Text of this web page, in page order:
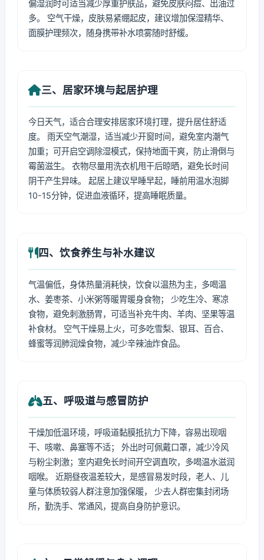
偏湿润时可适当减少厚重护肤品，避免皮肤闷痘、出油过
多。 空气干燥，皮肤易紧绷起皮，建议增加保湿精华、
面膜护理频次，随身携带补水喷雾随时舒缓。
三、居家环境与起居护理
今日天气，适合合理安排居家环境打理，提升居住舒适
度。 雨天空气潮湿，适当减少开窗时间，避免室内潮气
加重；可开启空调除湿模式，保持地面干爽，防止滑倒与
霉菌滋生。 衣物尽量用洗衣机甩干后晾晒，避免长时间
阴干产生异味。 起居上建议早睡早起，睡前用温水泡脚
10-15分钟，促进血液循环，提高睡眠质量。
四、饮食养生与补水建议
气温偏低，身体热量消耗快，饮食以温热为主，多喝温
水、姜枣茶、小米粥等暖胃暖身食物； 少吃生冷、寒凉
食物，避免刺激肠胃，可适当补充牛肉、羊肉、坚果等温
补食材。 空气干燥易上火，可多吃雪梨、银耳、百合、
蜂蜜等润肺润燥食物，减少辛辣油炸食品。
五、呼吸道与感冒防护
干燥加低温环境，呼吸道黏膜抵抗力下降，容易出现咽
干、咳嗽、鼻塞等不适； 外出时可佩戴口罩，减少冷风
与粉尘刺激；室内避免长时间开空调直吹，多喝温水滋润
咽喉。 近期昼夜温差较大，是感冒易发时段，老人、儿
童与体质较弱人群注意加强保暖， 少去人群密集封闭场
所，勤洗手、常通风，提高自身防护意识。